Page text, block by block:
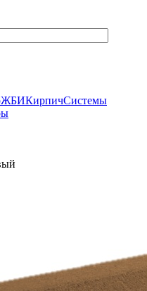
ЖБИКирпичСистемы